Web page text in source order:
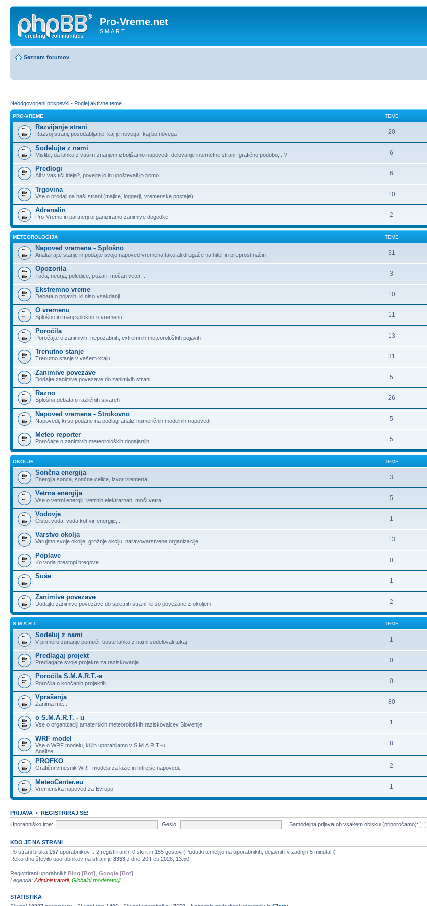
Pro-Vreme.net
S.M.A.R.T.
Seznam forumov
Neodgovorjeni prispevki • Poglej aktivne teme
PRO-VREME TEME
Razvijanje strani
Razvoj strani, posodabljanje, kaj je novega, kaj bo novega 20
Sodelujte z nami
Mislite, da lahko z vašim znanjem izboljšamo napovedi, delovanje internetne strani, grafično podobo,...? 6
Predlogi
Ali v vas tiči ideja?, povejte jo in upoštevali jo bomo 6
Trgovina
Vse o prodaji na naši strani (majice, loggerji, vremenske postaje) 10
Adrenalin
Pro-Vreme in partnerji organiziramo zanimive dogodke 2
METEOROLOGIJA TEME
Napoved vremena - Splošno
Analizirajte stanje in podajte svojo napoved vremena tako ali drugače na hiter in preprost način 31
Opozorila
Toča, neurja, poledice, požari, močan veter,... 3
Ekstremno vreme
Debata o pojavih, ki niso vsakdanji 10
O vremenu
Splošno in manj splošno o vremenu 11
Poročila
Poročajte o zanimivih, nepozabnih, extremnih meteoroloških pojavih 13
Trenutno stanje
Trenutno stanje v vašem kraju 31
Zanimive povezave
Dodajte zanimive povezave do zanimivih strani... 5
Razno
Splošna debata o različnih stvareh 26
Napoved vremena - Strokovno
Napovedi, ki so podane na podlagi analiz numeričnih modelnih napovedi. 5
Meteo reporter
Poročajte o zanimivih meteoroloških dogajanjih. 5
OKOLJE TEME
Sončna energija
Energija sonca, sončne celice, izvor vremena 3
Vetrna energija
Vse o vetrni energiji, vetrnih elektrarnah, moči vetra,... 5
Vodovje
Čistot voda, voda kot vir energije,... 1
Varstvo okolja
Varujmo svoje okolje, grožnje okolju, naravovarstvene organizacije 13
Poplave
Ko voda prestopi bregove 0
Suše
1
Zanimive povezave
Dodajte zanimive povezave do spletnih strani, ki so povezane z okoljem. 2
S.M.A.R.T. TEME
Sodeluj z nami
V primeru zunanje pomoči, boste lahko z nami sodelovali tukaj 1
Predlagaj projekt
Predlagajte svoje projekte za raziskovanje 0
Poročila S.M.A.R.T.-a
Poročila o končanih projektih 0
Vprašanja
Zanima me... 80
o S.M.A.R.T. - u
Vse o organizaciji amaterskih meteoroloških raziskovalcev Slovenije 1
WRF model
Vse o WRF modelu, ki jih uporabljamo v S.M.A.R.T.-u
Analize,....
8
PROFKO
Grafični vmesnik WRF modela za lažje in hitrejše napovedi. 2
MeteoCenter.eu
Vremenska napoved za Evropo 1
PRIJAVA • REGISTRIRAJ SE!
Uporabniško ime:
Geslo: |Samodejna prijava ob vsakem obisku (priporočamo):
KDO JE NA STRANI
Po strani brska 157 uporabnikov :: 2 registriranih, 0 skrit in 155 gostov (Podatki temeljijo na uporabnikih, dejavnih v zadnjih 5 minutah)
Rekordno število uporabnikov na strani je 8353 z dne 20 Feb 2026, 13:50
Registrirani uporabniki: Bing [Bot] Google [Bot]
Legenda: Administratorji, Globalni moderatorji
STATISTIKA